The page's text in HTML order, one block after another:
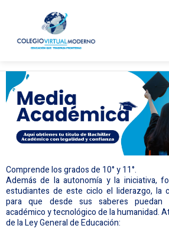
Comprende los grados de 10° y 11°.
Además de la autonomía y la iniciativa,
estudiantes de este ciclo el liderazgo, la
para que desde sus saberes puedan
académico y tecnológico de la humanidad.
de la Ley General de Educación: